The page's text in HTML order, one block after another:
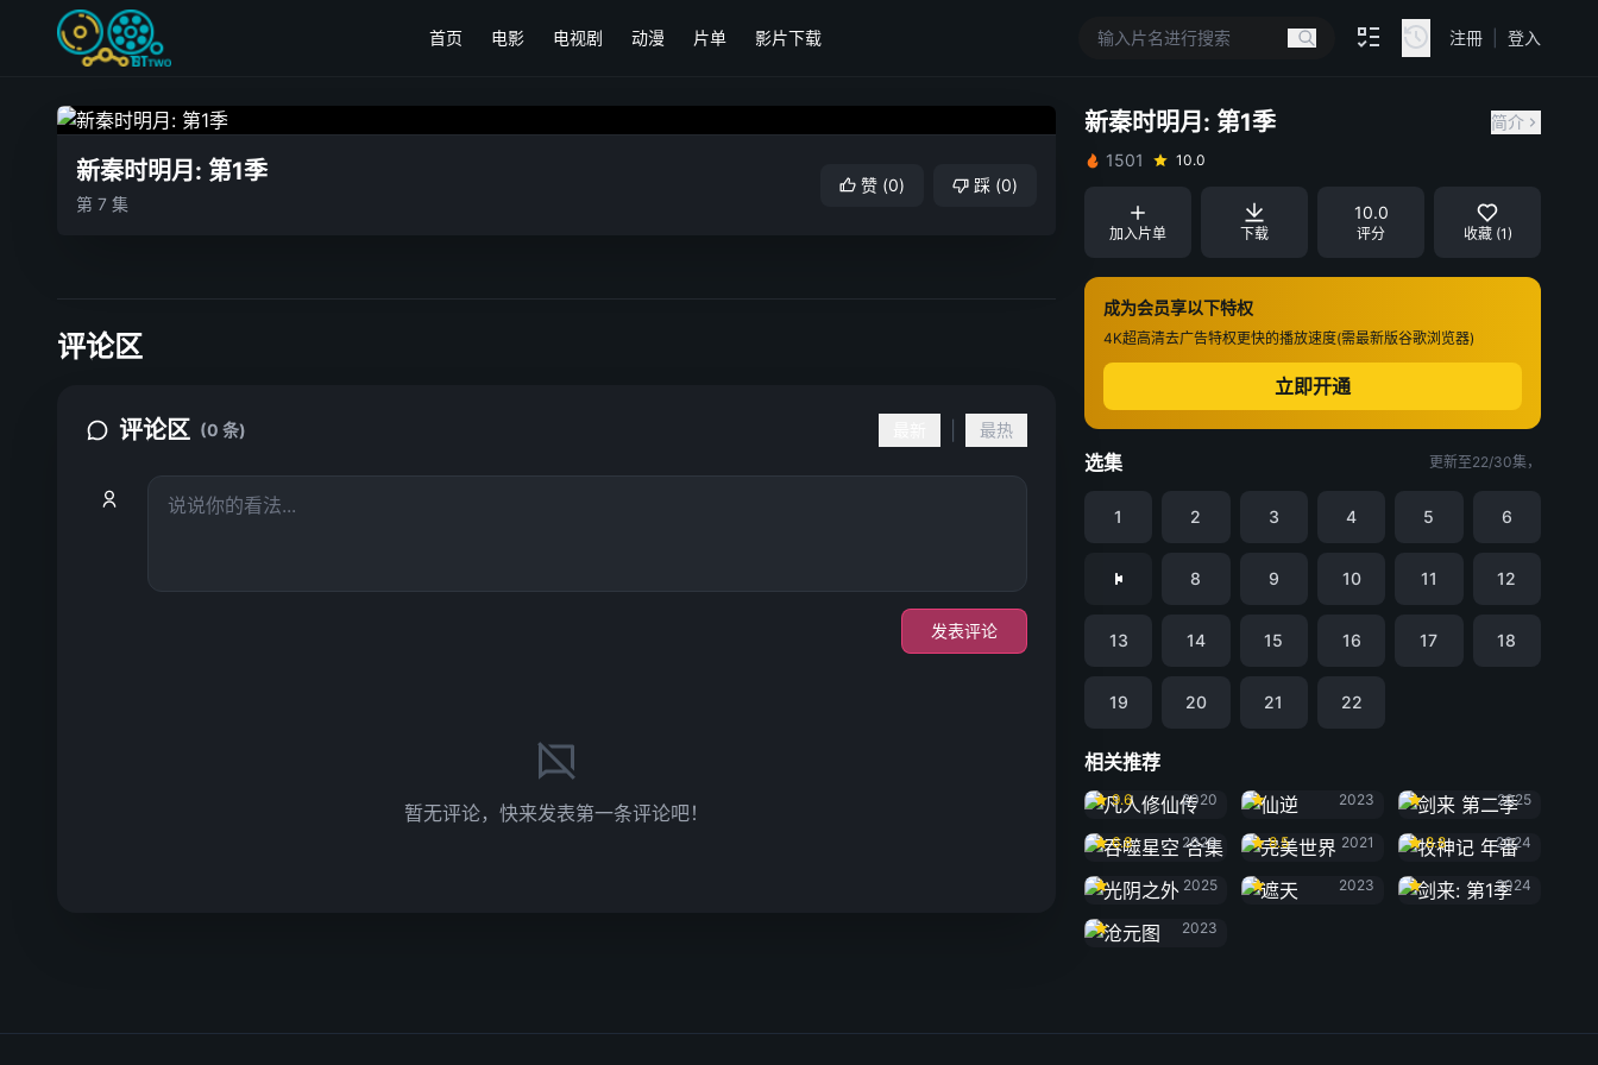
首页 电影 电视剧 动漫 片单 影片下载 注冊 登入
新秦时明月: 第1季
第 7 集
赞 (0) 踩 (0)
新秦时明月: 第1季
简介
1501
10.0
加入片单 下载
10.0
评分 收藏 (1)
成为会员享以下特权
4K超高清去广告特权更快的播放速度(需最新版谷歌浏览器)
立即开通
选集 更新至22/30集，
1 2 3 4 5 6
8 9 10 11 12
13 14 15 16 17 18
19 20 21 22
相关推荐
凡人修仙传
9.6
2020
2023
2025
吞噬星空 合集
6.8
2020
完美世界
8.5
2021
牧神记 年番
8.8
2024
光阴之外
2025
遮天
2023
剑来: 第1季
2024
沧元图
2023
评论区
评论区 (0 条) 最热
发表评论
暂无评论，快来发表第一条评论吧！